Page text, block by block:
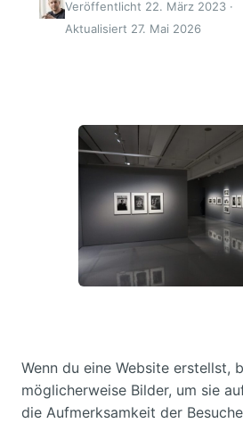
Veröffentlicht 22. März 2023 ·
Aktualisiert 27. Mai 2026
Wenn du eine Website erstellst,
möglicherweise Bilder, um sie
die Aufmerksamkeit der